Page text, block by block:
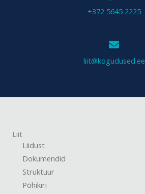
+372 5645 2225
liit@kogudused.ee
Liit
Liidust
Dokumendid
Struktuur
Põhikiri